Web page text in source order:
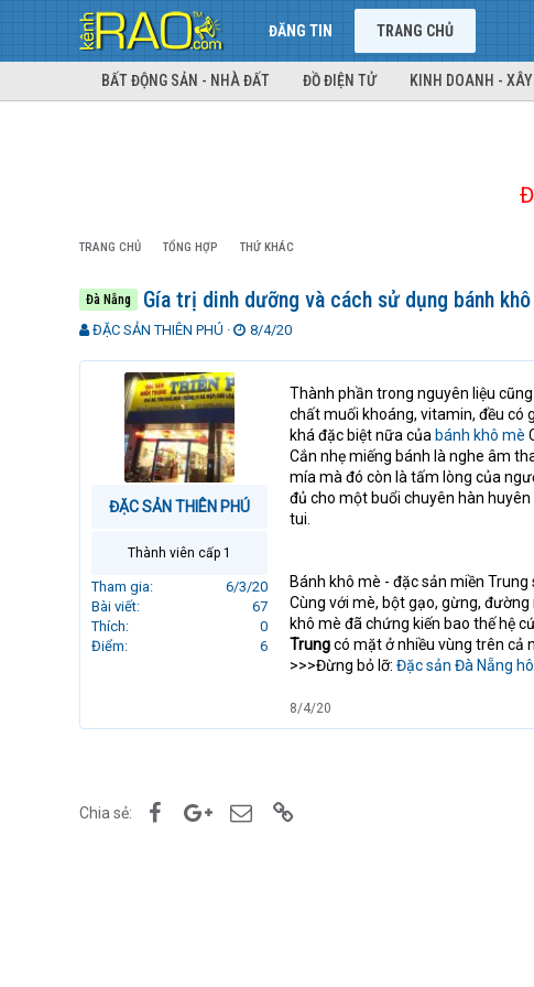
ĐĂNG TIN TRANG CHỦ
BẤT ĐỘNG SẢN - NHÀ ĐẤT ĐỒ ĐIỆN TỬ KINH DOANH -
TRANG CHỦ TỔNG HỢP THỨ KHÁC
Đà Nẵng Gía trị dinh dưỡng và cách sử dụng bánh
T
ĐẶC SẢN THIÊN PHÚ
N
8/4/20
ĐẶC SẢN THIÊN PHÚ
Thành viên cấp 1
Tham gia
6/3/20
Bài viết
67
Thích
0
Điểm
6
Thành phần trong nguyên liệu
chất muối khoáng, vitamin, đều có
khá đặc biệt nữa của bánh khô mè
Cắn nhẹ miếng bánh là nghe âm
mía mà đó còn là tấm lòng của
đủ cho một buổi chuyên hàn
tui.
Bánh khô mè - đặc sản miền
Cùng với mè, bột gạo, gừng,
khô mè đã chứng kiến bao thế hệ
Trungcó mặt ở nhiều vùng trên cả
>>>Đừng bỏ lỡ: Đặc sản Đà Nẵng
8/4/20
Chia sẻ: FacebookGoogle+Email